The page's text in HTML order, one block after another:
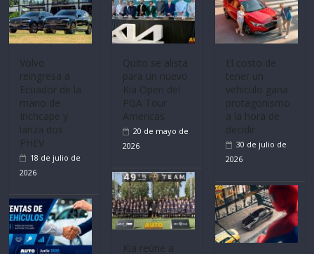
Mercado
automotor
nacional cierra
su mejor 1er
semestre en la
historia
11 de julio de
2026
La FEDAK
recibe 12
Sinotruk
Bolden para
cubrir las rutas
de La Vuelta
31 de julio de
Ultima película
‘Spider‑Man:
Brand New
Day’ pone en
escena a
BMW
29 de julio de
2026